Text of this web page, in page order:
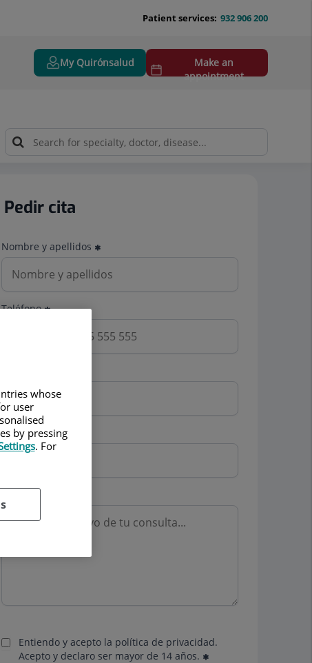
932 906 200
Patient services:
My Quirónsalud
Make an
appointment
Pedir cita
Nombre y apellidos
Teléfono
Mutua
Motivo consulta
Entiendo y acepto la política de privacidad.
Acepto y declaro ser mayor de 14 años.
whose
user
by pressing
. For